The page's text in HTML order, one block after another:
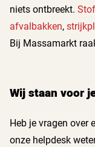
niets ontbreekt.
afvalbakken,
Bij Massamarkt
Wij staan voor
Heb je vragen over
onze helpdesk